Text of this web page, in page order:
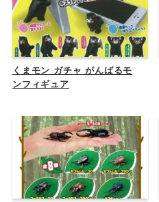
くまモン ガチャ がんばるモ
ンフィギュア